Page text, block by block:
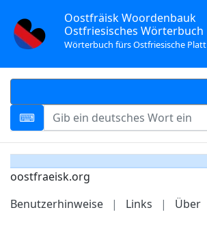
Oostfräisk Woordenbauk
Ostfriesisches Wörterbuch
Wörterbuch fürs Ostfriesische Platt
oostfraeisk.org
Benutzerhinweise
| Links | Über